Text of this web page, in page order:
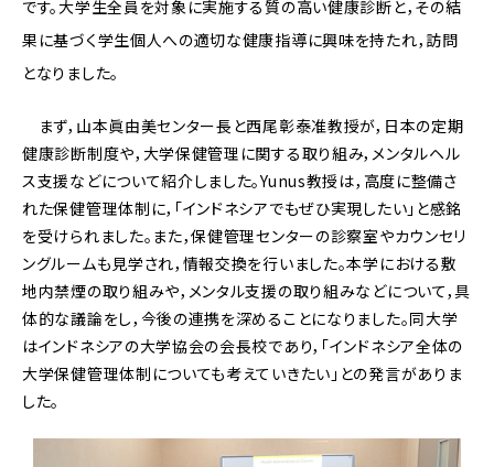
です。大学生全員を対象に実施する質の高い健康診断と，その結
果に基づく学生個人への適切な健康指導に興味を持たれ，訪問
となりました。
まず，山本眞由美センター長と西尾彰泰准教授が，日本の定期
健康診断制度や，大学保健管理に関する取り組み，メンタルヘル
ス支援などについて紹介しました。Yunus教授は，高度に整備さ
れた保健管理体制に，「インドネシアでもぜひ実現したい」と感銘
を受けられました。また，保健管理センターの診察室やカウンセリ
ングルームも見学され，情報交換を行いました。本学における敷
地内禁煙の取り組みや，メンタル支援の取り組みなどについて，具
体的な議論をし，今後の連携を深めることになりました。同大学
はインドネシアの大学協会の会長校であり，「インドネシア全体の
大学保健管理体制についても考えていきたい」との発言がありま
した。